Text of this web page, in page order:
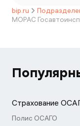
bip.ru
Страхование
Полис ОСАГО